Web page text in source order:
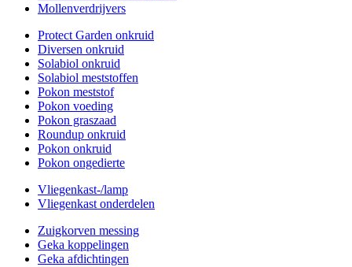
Mollenverdrijvers
Protect Garden onkruid
Diversen onkruid
Solabiol onkruid
Solabiol meststoffen
Pokon meststof
Pokon voeding
Pokon graszaad
Roundup onkruid
Pokon onkruid
Pokon ongedierte
Vliegenkast-/lamp
Vliegenkast onderdelen
Zuigkorven messing
Geka koppelingen
Geka afdichtingen